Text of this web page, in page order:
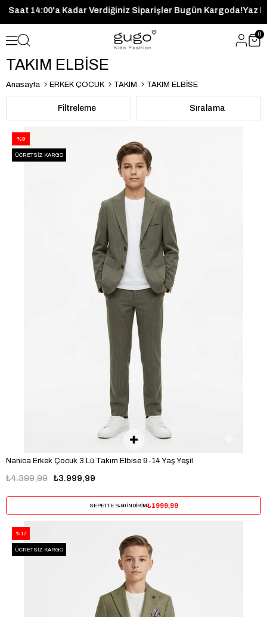
Saat 14:00'a Kadar Verdiğiniz Siparişler Bugün
0
TAKIM ELBİSE
Anasayfa ERKEK ÇOCUK TAKIM TAKIM ELBİSE
Filtreleme Sıralama
Nanica Erkek Çocuk 3 Lü Takım Elbise 9-14 Yaş Yeşil
₺3.999,99
₺4.399,99
SEPETTE %50 İNDİRİM₺1999,99
%9
ÜCRETSIZ KARGO
%17
ÜCRETSIZ KARGO